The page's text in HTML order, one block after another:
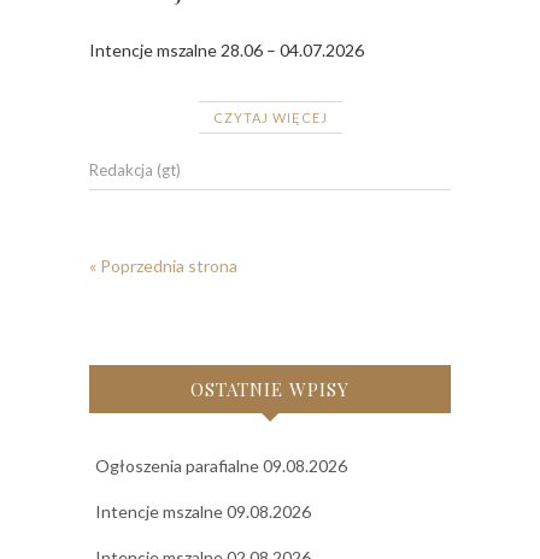
Intencje mszalne 28.06 – 04.07.2026
CZYTAJ WIĘCEJ
Redakcja (gt)
« Poprzednia strona
OSTATNIE WPISY
Ogłoszenia parafialne 09.08.2026
Intencje mszalne 09.08.2026